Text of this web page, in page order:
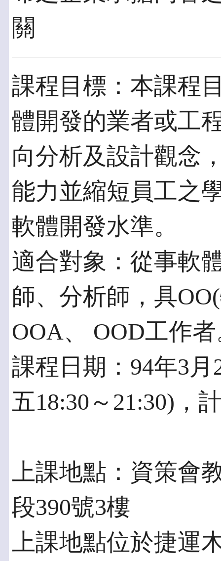
關
課程目標：本課程
體開發的業者或工
向分析及設計觀念
能力並縮短員工之
軟體開發水準。
適合對象：從事軟
師、分析師，具
OOA、 OOD工作
課程日期：94年3
五18:30～21:30)，
上課地點：資策會
段390號3樓
上課地點位於捷運